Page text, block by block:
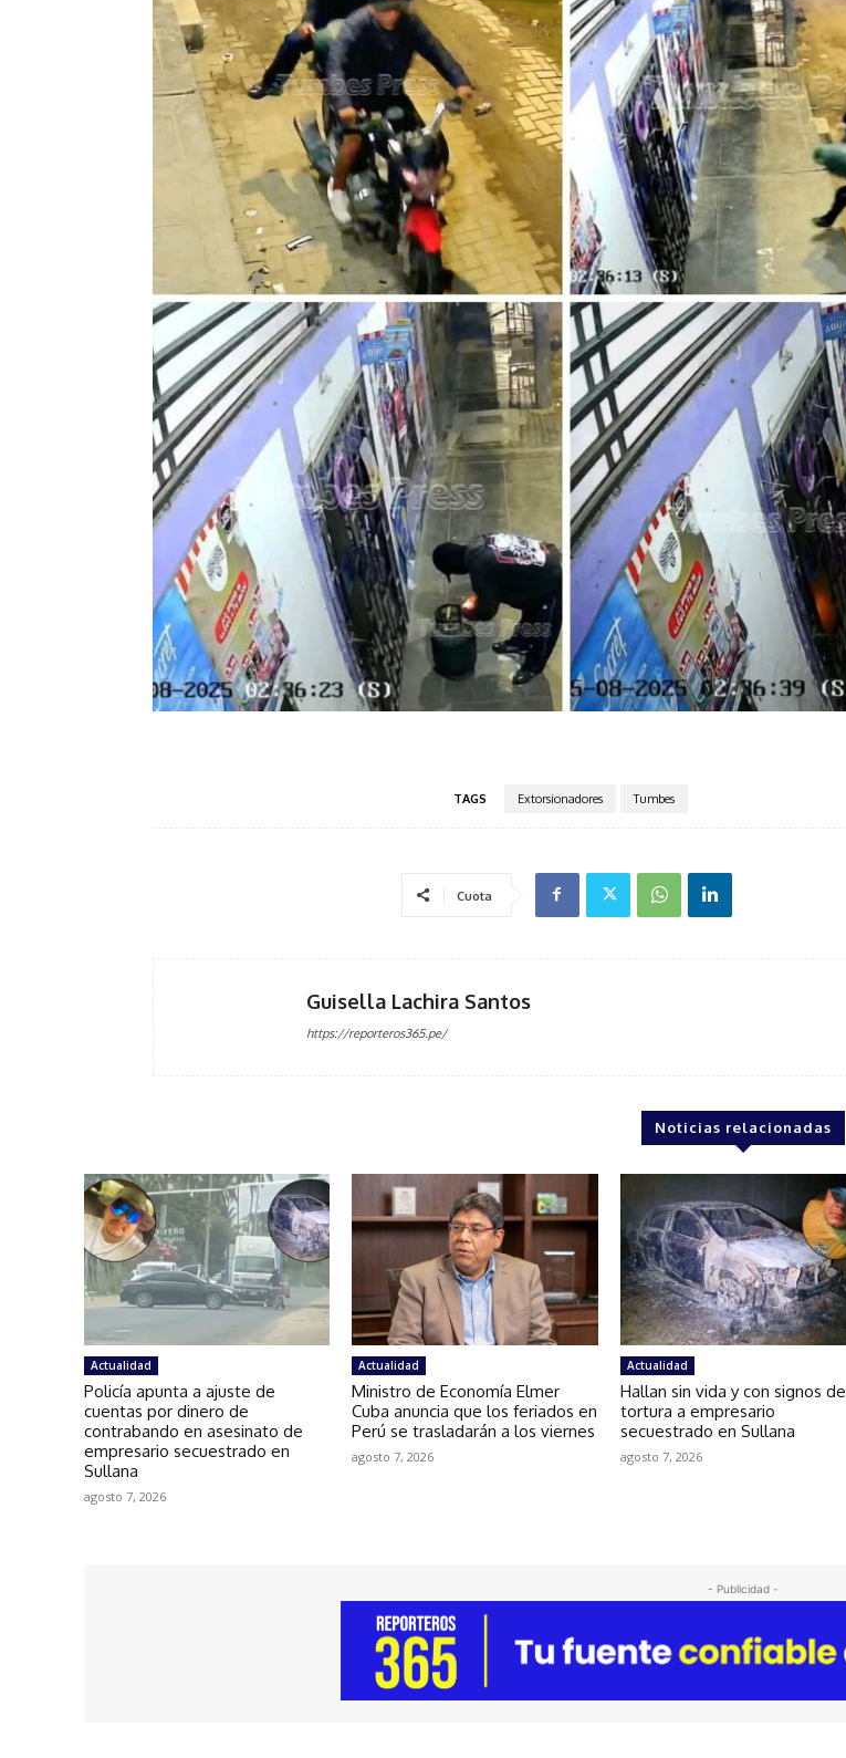
TAGS Extorsionadores Tumbes
Cuota
Guisella Lachira Santos
https://reporteros365.pe/
Noticias relacionadas
Actualidad
Policía apunta a ajuste de
cuentas por dinero de
contrabando en asesinato de
empresario secuestrado en
Sullana
agosto 7, 2026
Actualidad
Ministro de Economía Elmer
Cuba anuncia que los feriados en
Perú se trasladarán a los viernes
agosto 7, 2026
Actualidad
Hallan sin vida y con signos de
tortura a empresario
secuestrado en Sullana
agosto 7, 2026
- Publicidad -